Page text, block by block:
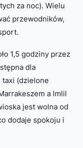
za noc). Wielu
przewodników,
1,5 godziny przez
dla
taxi (dzielone
a Imlil
jest wolna od
dodaje spokoju i